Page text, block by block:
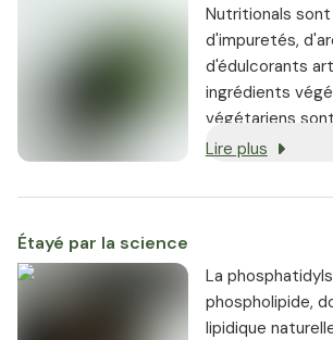
Nutritionals
d'impuretés,
d'édulcorants
ingrédients
végétariens
que possible, et
Lire plus
Étayé par la science
La
phospholipide,
lipidique